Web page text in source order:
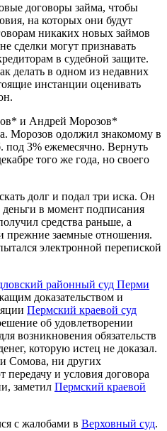
договоры займа, чтобы
на которых они будут
никаких новых займов
сделки могут признавать
в судебной защите.
делать в одном из недавних
инстанции оценивать
и Андрей Морозов*
Морозов одолжил знакомому в
3% ежемесячно. Вернуть
того же года, но своего
долг и подал три иска. Он
деньги в момент подписания
средства раньше, а
прежние заемные отношения.
электронной перепиской
районный суд Перми
доказательством и
Пермский краевой суд
об удовлетворении
возникновения обязательств
которую истец не доказал.
Сомова, ни других
и условия договора
заметил Пермский краевой
с жалобами в Верховный суд.